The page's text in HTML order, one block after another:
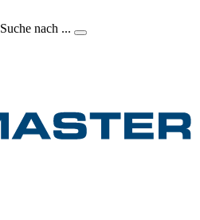
Suche nach ...